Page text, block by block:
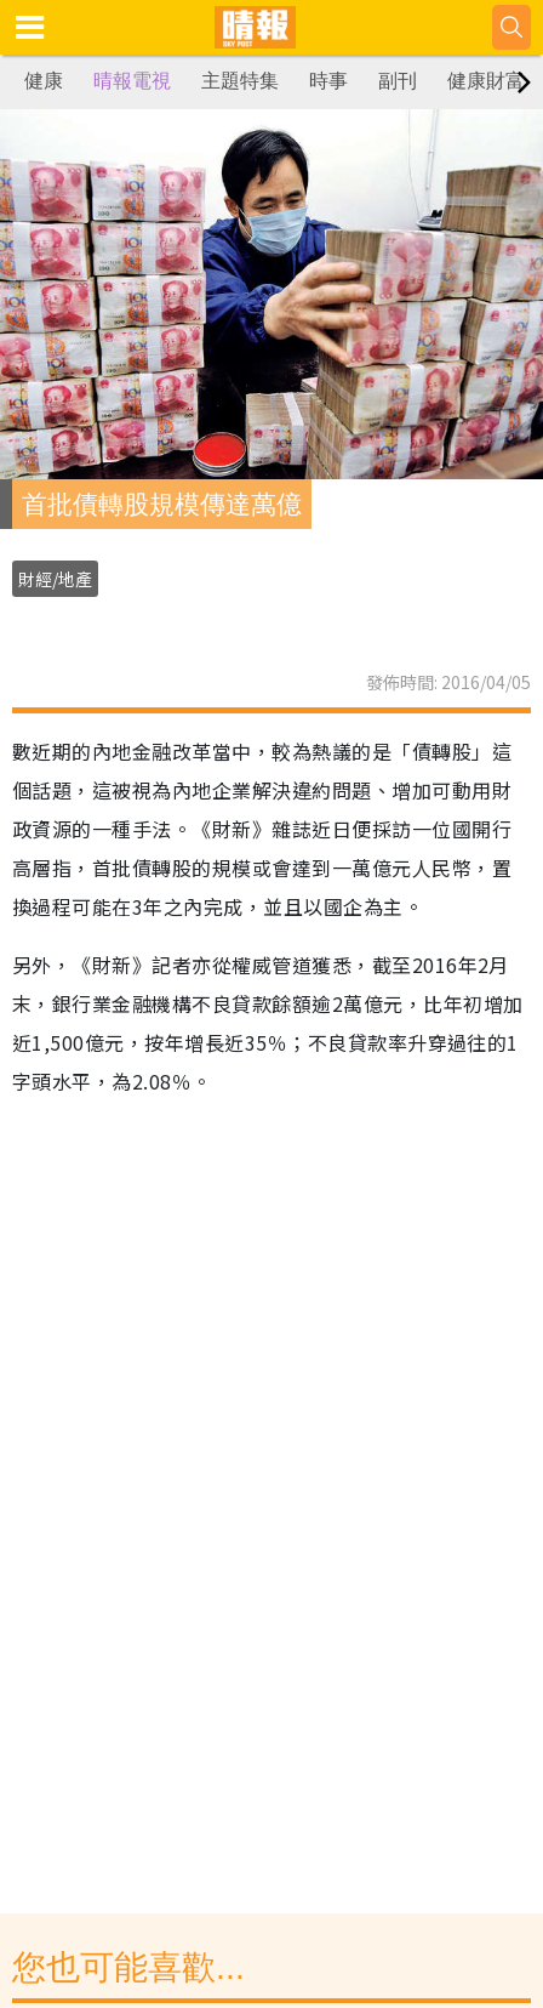
健康 晴報電視 主題特集 時事 副刊 健康財富
首批債轉股規模傳達萬億
財經/地產
發佈時間: 2016/04/05
數近期的內地金融改革當中，較為熱議的是「債轉股」這
個話題，這被視為內地企業解決違約問題、增加可動用財
政資源的一種手法。《財新》雜誌近日便採訪一位國開行
高層指，首批債轉股的規模或會達到一萬億元人民幣，置
換過程可能在3年之內完成，並且以國企為主。
另外，《財新》記者亦從權威管道獲悉，截至2016年2月
末，銀行業金融機構不良貸款餘額逾2萬億元，比年初增加
近1,500億元，按年增長近35％；不良貸款率升穿過往的1
字頭水平，為2.08％。
您也可能喜歡...